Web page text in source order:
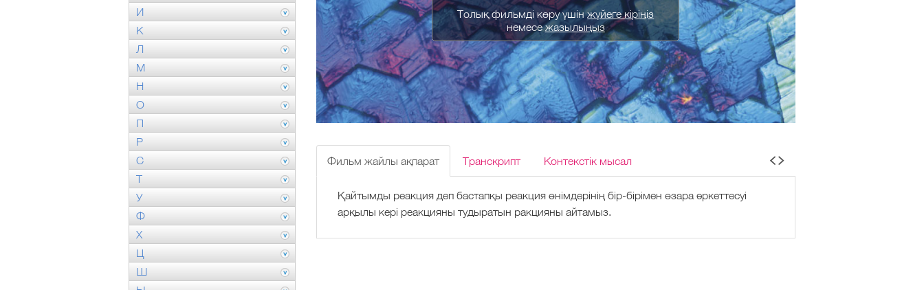
И
К
Л
М
Н
О
П
Р
С
Т
У
Ф
Х
Ц
Ш
Толық фильмді көру үшінжүйеге кіріңіз
немесежазылыңыз
Фильм жайлы ақпарат Транскрипт Контекстік мысал
Қайтымды реакция деп бастапқы реакция өнімдерінің бір-бірімен өзара әркеттесуі
арқылы кері реакцияны тудыратын ракцияны айтамыз.